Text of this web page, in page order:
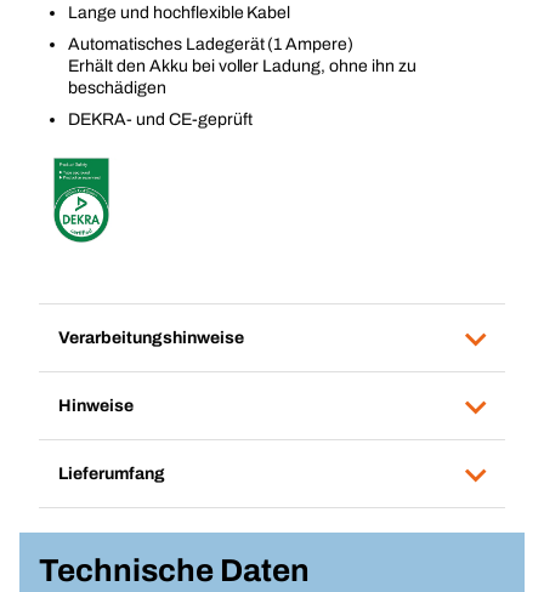
Lange und hochflexible Kabel
Automatisches Ladegerät (1 Ampere)
Erhält den Akku bei voller Ladung, ohne ihn zu
beschädigen
DEKRA- und CE-geprüft
Verarbeitungshinweise
Hinweise
Lieferumfang
Technische Daten